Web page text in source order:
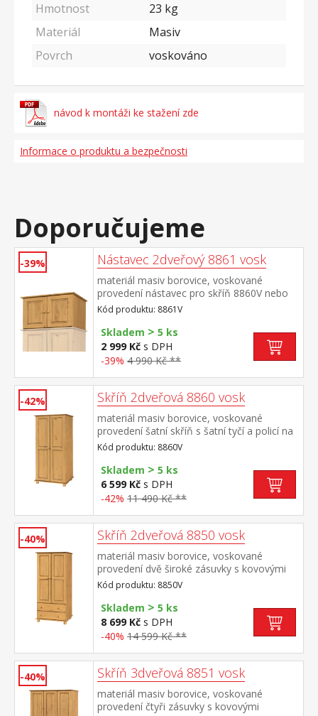
Hmotnost
23 kg
Materiál
Masiv
Povrch
voskováno
návod k montáži ke stažení zde
Informace o produktu a bezpečnosti
Doporučujeme
-39% Nástavec 2dveřový 8861 vosk
materiál masiv borovice, voskované
provedení nástavec pro skříň 8860V nebo
8850V
Kód produktu: 8861V
Skladem > 5 ks
2 999 Kč s DPH
-39% 4 990 Kč **
-42% Skříň 2dveřová 8860 vosk
materiál masiv borovice, voskované
provedení šatní skříň s šatní tyčí a policí na
klobouky doporučený nástavec 8861V
Kód produktu: 8860V
Skladem > 5 ks
6 599 Kč s DPH
-42% 11 490 Kč **
-40% Skříň 2dveřová 8850 vosk
materiál masiv borovice, voskované
provedení dvě široké zásuvky s kovovými
pojezdyv horní části šatní tyč a 3
policedoporučený nástavec 8861V
Kód produktu: 8850V
Skladem > 5 ks
8 699 Kč s DPH
-40% 14 599 Kč **
-40% Skříň 3dveřová 8851 vosk
materiál masiv borovice, voskované
provedení čtyři zásuvky s kovovými